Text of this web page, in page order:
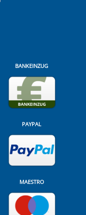
BANKEINZUG
PAYPAL
MAESTRO